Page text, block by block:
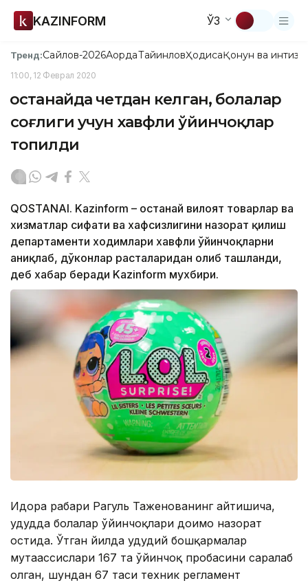
KAZINFORM ЎЗ
Тренд:Сайлов-2026АқордаТайинловҲодисаҚонун ва
11:00, 12 Феврал 2020
Қостанайда четдан келган, болалар
соғлиги учун хавфли ўйинчоқлар
топилди
QOSTANAI. Kazinform – Қостанай вилоят товарлар ва
хизматлар сифати ва хафсизлигини назорат қилиш
департаменти ходимлари хавфли ўйинчоқларни
аниқлаб, дўконлар расталаридан олиб ташланди,
деб хабар беради Kazinform мухбири.
Идора раҳбари Рагуль Таженованинг айтишича,
ҳудудда болалар ўйинчоқлари доимо назорат
остида. Ўтган йилда ҳудудий бошқармалар
мутаҳассислари 167 та ўйинчоқ пробасини саралаб
олган, шундан 67 таси техник регламент